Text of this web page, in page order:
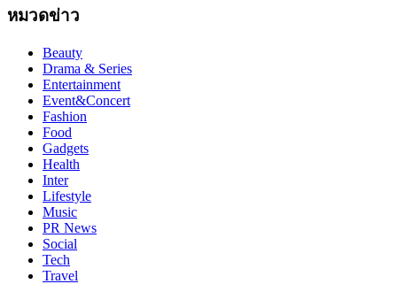
หมวดข่าว
Beauty
Drama & Series
Entertainment
Event&Concert
Fashion
Food
Gadgets
Health
Inter
Lifestyle
Music
PR News
Social
Tech
Travel